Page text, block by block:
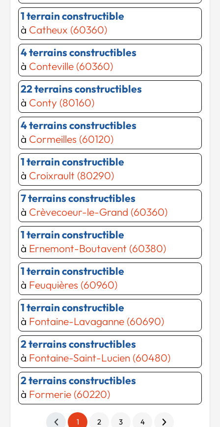
Chargement...
Chargement...
1 terrain constructible
à Catheux (60360)
4 terrains constructibles
à Conteville (60360)
22 terrains constructibles
à Conty (80160)
4 terrains constructibles
à Cormeilles (60120)
1 terrain constructible
à Croixrault (80290)
7 terrains constructibles
à Crèvecoeur-le-Grand (60360)
1 terrain constructible
à Ernemont-Boutavent (60380)
1 terrain constructible
à Feuquières (60960)
1 terrain constructible
à Fontaine-Lavaganne (60690)
2 terrains constructibles
à Fontaine-Saint-Lucien (60480)
2 terrains constructibles
à Formerie (60220)
1 2 3 4